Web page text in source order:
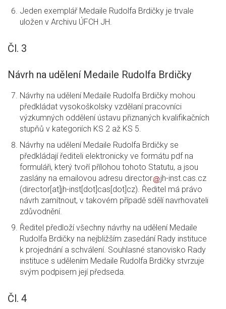
Jeden exemplář Medaile Rudolfa Brdičky je trvale
uložen v Archivu ÚFCH JH.
Čl. 3
Návrh na udělení Medaile Rudolfa Brdičky
Návrhy na udělení Medaile Rudolfa Brdičky mohou
předkládat vysokoškolsky vzdělaní pracovníci
výzkumných oddělení ústavu přiznaných kvalifikačních
stupňů v kategoriích KS 2 až KS 5.
Návrhy na udělení Medaile Rudolfa Brdičky se
předkládají řediteli elektronicky ve formátu pdf na
formuláři, který tvoří přílohou tohoto Statutu, a jsou
zaslány na emailovou adresu director
jh-inst.cas.cz
(director[at]jh-inst[dot]cas[dot]cz). Ředitel má právo
návrh zamítnout, v takovém případě sdělí navrhovateli
zdůvodnění.
Ředitel předloží všechny návrhy na udělení Medaile
Rudolfa Brdičky na nejbližším zasedání Rady instituce
k projednání a schválení. Souhlasné stanovisko Rady
instituce s udělením Medaile Rudolfa Brdičky stvrzuje
svým podpisem její předseda.
Čl. 4